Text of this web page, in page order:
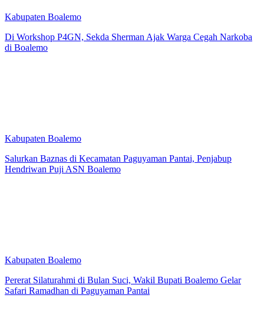
Kabupaten Boalemo
Di Workshop P4GN, Sekda Sherman Ajak Warga Cegah Narkoba
di Boalemo
Kabupaten Boalemo
Salurkan Baznas di Kecamatan Paguyaman Pantai, Penjabup
Hendriwan Puji ASN Boalemo
Kabupaten Boalemo
Pererat Silaturahmi di Bulan Suci, Wakil Bupati Boalemo Gelar
Safari Ramadhan di Paguyaman Pantai